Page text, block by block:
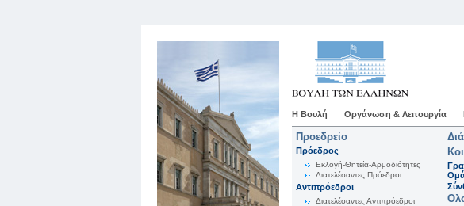
Η Βουλή Οργάνωση & Λειτουργία
Προεδρείο
Πρόεδρος
Εκλογή-Θητεία-Αρμοδιότητες
Διατελέσαντες Πρόεδροι
Αντιπρόεδροι
Διατελέσαντες Αντιπρόεδροι